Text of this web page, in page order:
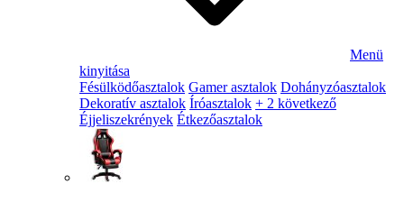
Menü
kinyitása
Fésülködőasztalok Gamer asztalok Dohányzóasztalok
Dekoratív asztalok Íróasztalok + 2 következő
Éjjeliszekrények Étkezőasztalok